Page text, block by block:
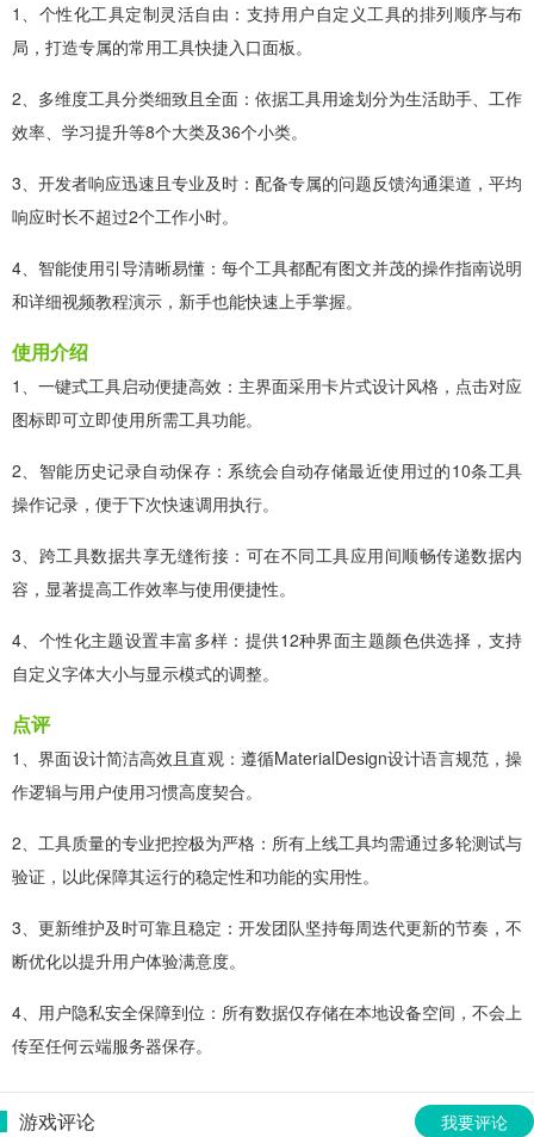
1、个性化工具定制灵活自由：支持用户自定义工具的排列顺序与布
局，打造专属的常用工具快捷入口面板。
2、多维度工具分类细致且全面：依据工具用途划分为生活助手、工作
效率、学习提升等8个大类及36个小类。
3、开发者响应迅速且专业及时：配备专属的问题反馈沟通渠道，平均
响应时长不超过2个工作小时。
4、智能使用引导清晰易懂：每个工具都配有图文并茂的操作指南说明
和详细视频教程演示，新手也能快速上手掌握。
使用介绍
1、一键式工具启动便捷高效：主界面采用卡片式设计风格，点击对应
图标即可立即使用所需工具功能。
2、智能历史记录自动保存：系统会自动存储最近使用过的10条工具
操作记录，便于下次快速调用执行。
3、跨工具数据共享无缝衔接：可在不同工具应用间顺畅传递数据内
容，显著提高工作效率与使用便捷性。
4、个性化主题设置丰富多样：提供12种界面主题颜色供选择，支持
自定义字体大小与显示模式的调整。
点评
1、界面设计简洁高效且直观：遵循MaterialDesign设计语言规范，操
作逻辑与用户使用习惯高度契合。
2、工具质量的专业把控极为严格：所有上线工具均需通过多轮测试与
验证，以此保障其运行的稳定性和功能的实用性。
3、更新维护及时可靠且稳定：开发团队坚持每周迭代更新的节奏，不
断优化以提升用户体验满意度。
4、用户隐私安全保障到位：所有数据仅存储在本地设备空间，不会上
传至任何云端服务器保存。
游戏评论 我要评论